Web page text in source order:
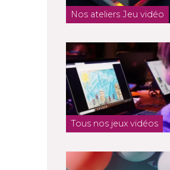
Nos ateliers Jeu vidéo
Tous nos jeux vidéos